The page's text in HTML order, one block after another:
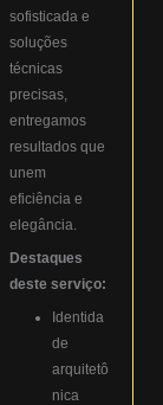
sofisticada e
soluções
técnicas
precisas,
entregamos
resultados que
unem
eficiência e
elegância.
Destaques
deste serviço:
Identida
de
arquitetô
nica